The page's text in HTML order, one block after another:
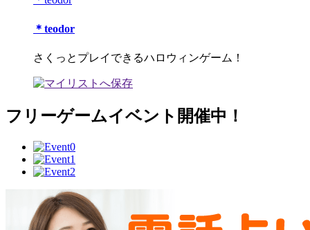
＊teodor
さくっとプレイできるハロウィンゲーム！
フリーゲームイベント開催中！